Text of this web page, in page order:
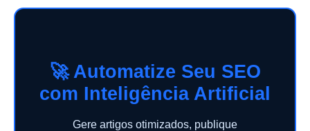
🚀 Automatize Seu SEO
com Inteligência Artificial
Gere artigos otimizados, publique